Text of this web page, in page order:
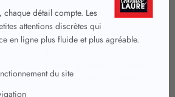
Jupes été
Chemisiers
T shirts manches courtes 3/4